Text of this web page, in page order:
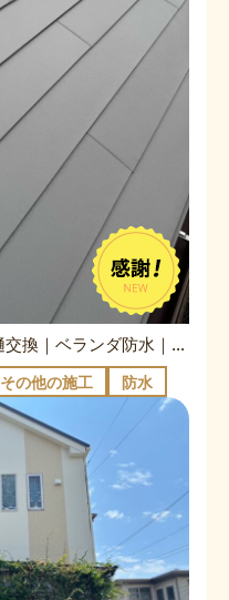
明石市｜屋根カバー工法｜軒樋交換｜ベランダ防水｜Ｓ様邸
その他の施工 防水